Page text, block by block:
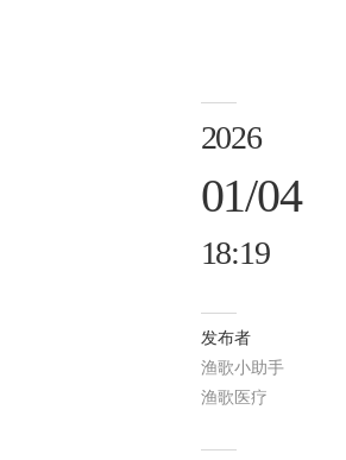
2026
01/04
18:19
发布者
渔歌小助手
渔歌医疗